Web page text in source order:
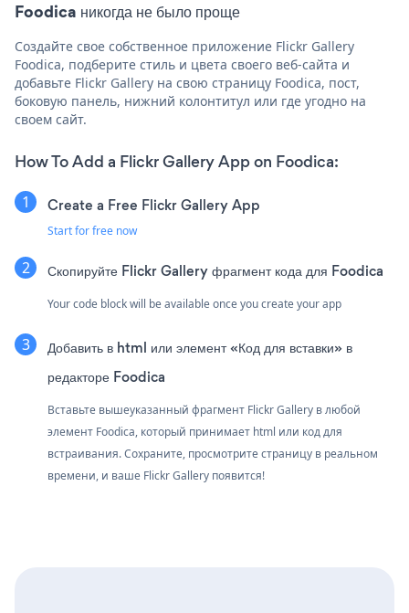
Foodica никогда не было проще
Создайте свое собственное приложение Flickr Gallery
Foodica, подберите стиль и цвета своего веб-сайта и
добавьте Flickr Gallery на свою страницу Foodica, пост,
боковую панель, нижний колонтитул или где угодно на
своем сайт.
How To Add a Flickr Gallery App on Foodica:
Create a Free Flickr Gallery App
Start for free now
Скопируйте Flickr Gallery фрагмент кода для Foodica
Your code block will be available once you create your app
Добавить в html или элемент «Код для вставки» в
редакторе Foodica
Вставьте вышеуказанный фрагмент Flickr Gallery в любой
элемент Foodica, который принимает html или код для
встраивания. Сохраните, просмотрите страницу в реальном
времени, и ваше Flickr Gallery появится!